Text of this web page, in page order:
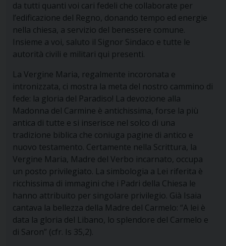
da tutti quanti voi cari fedeli che collaborate per
l’edificazione del Regno, donando tempo ed energie
nella chiesa, a servizio del benessere comune.
Insieme a voi, saluto il Signor Sindaco e tutte le
autorità civili e militari qui presenti.
La Vergine Maria, regalmente incoronata e
intronizzata, ci mostra la meta del nostro cammino di
fede: la gloria del Paradiso! La devozione alla
Madonna del Carmine è antichissima, forse la più
antica di tutte e si inserisce nel solco di una
tradizione biblica che coniuga pagine di antico e
nuovo testamento. Certamente nella Scrittura, la
Vergine Maria, Madre del Verbo incarnato, occupa
un posto privilegiato. La simbologia a Lei riferita è
ricchissima di immagini che i Padri della Chiesa le
hanno attribuito per singolare privilegio. Già Isaia
cantava la bellezza della Madre del Carmelo: “A lei è
data la gloria del Libano, lo splendore del Carmelo e
di Saron” (cfr. Is 35,2).